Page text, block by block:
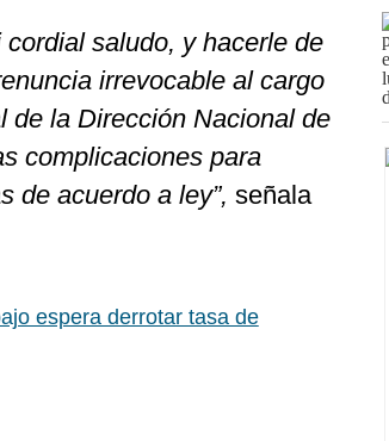
saludo, y hacerle de
irrevocable al cargo
de la Dirección Nacional de
complicaciones para
de acuerdo a ley”, señala
espera derrotar tasa de